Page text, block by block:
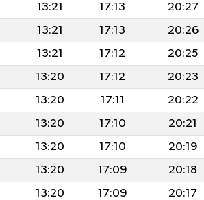
13:21 17:13 20:27
13:21 17:13 20:26
13:21 17:12 20:25
13:20 17:12 20:23
13:20 17:11 20:22
13:20 17:10 20:21
13:20 17:10 20:19
13:20 17:09 20:18
13:20 17:09 20:17